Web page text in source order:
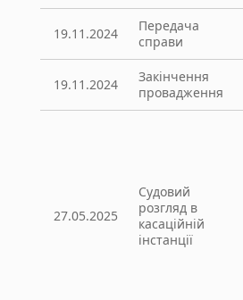
19.11.2024
Передача
справи
19.11.2024
Закінчення
провадження
27.05.2025
Судовий
розгляд в
касаційній
інстанції